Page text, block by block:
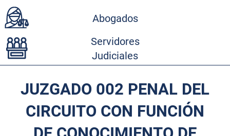
Abogados
Servidores
Judiciales
JUZGADO 002 PENAL DEL
CIRCUITO CON FUNCIÓN